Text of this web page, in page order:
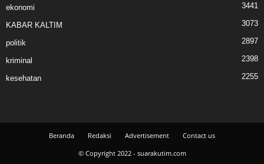
ekonomi 3441
KABAR KALTIM 3073
politik 2897
kriminal 2398
kesehatan 2255
Beranda Redaksi Advertisement
Contact us
© Copyright 2022 - suarakutim.com